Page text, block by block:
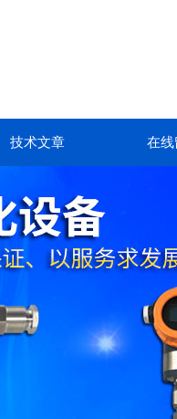
技术文章 在线